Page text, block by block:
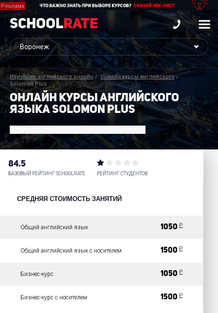
School Rate
Изучение английского онлайн
Онлайн курсы английского
Solomon Plus
ОНЛАЙН КУРСЫ АНГЛИЙСКОГО
ЯЗЫКА SOLOMON PLUS
84.5
БАЗОВЫЙ РЕЙТИНГ SCHOOLRATE РЕЙТИНГ СТУДЕНТОВ
СРЕДНЯЯ СТОИМОСТЬ ЗАНЯТИЙ
Общий английский язык 1050 P
Общий английский язык с носителем 1500 P
Бизнес-курс 1050 P
Бизнес-курс с носителем 1500 P